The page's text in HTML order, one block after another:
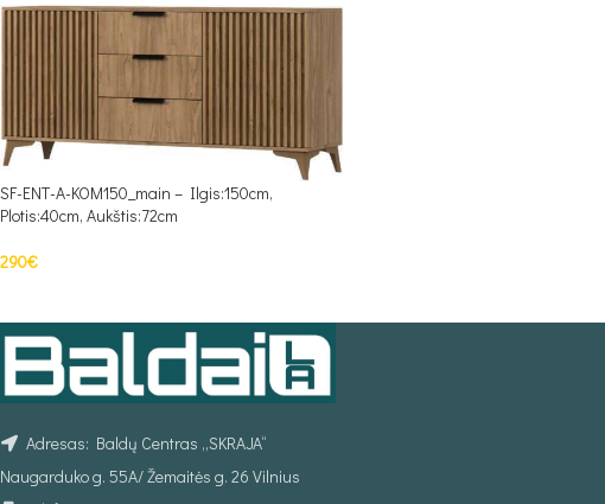
SF-ENT-A-KOM150_main – Ilgis:150cm,
Plotis:40cm, Aukštis:72cm
290€
Adresas: Baldų Centras „SKRAJA“
Naugarduko g. 55A/ Žemaitės g. 26 Vilnius